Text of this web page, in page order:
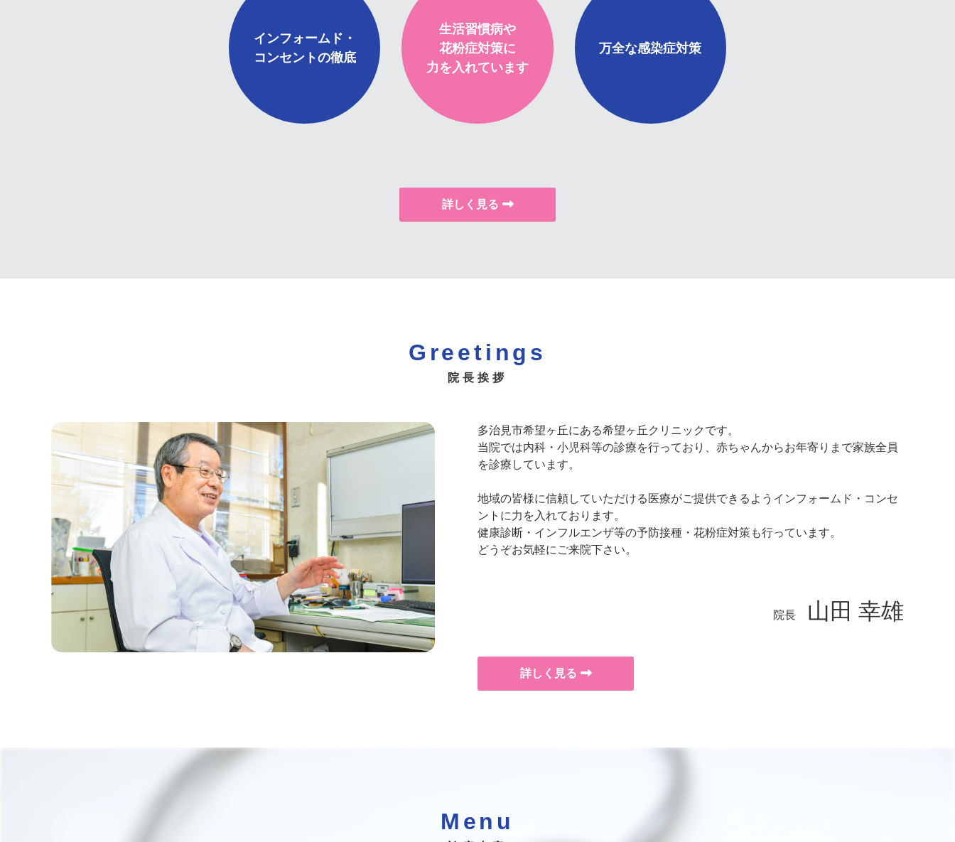
インフォームド・
コンセントの徹底
生活習慣病や
花粉症対策に
力を入れています
万全な感染症対策
詳しく見る
Greetings
院長挨拶
多治見市希望ヶ丘にある希望ヶ丘クリニックです。
当院では内科・小児科等の診療を行っており、赤ちゃんからお年寄りまで家族全員
を診療しています。
地域の皆様に信頼していただける医療がご提供できるようインフォームド・コンセ
ントに力を入れております。
健康診断・インフルエンザ等の予防接種・花粉症対策も行っています。
どうぞお気軽にご来院下さい。
院長 山田 幸雄
詳しく見る
Menu